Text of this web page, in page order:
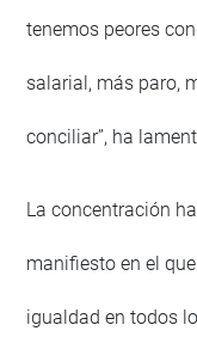
tenemos peores
salarial, más paro,
conciliar”, ha
La concentración
manifiesto en el
igualdad en todos